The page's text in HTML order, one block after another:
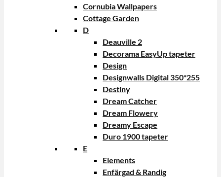
Cornubia Wallpapers
Cottage Garden
D
Deauville 2
Decorama EasyUp tapeter
Design
Designwalls Digital 350*255
Destiny
Dream Catcher
Dream Flowery
Dreamy Escape
Duro 1900 tapeter
E
Elements
Enfärgad & Randig